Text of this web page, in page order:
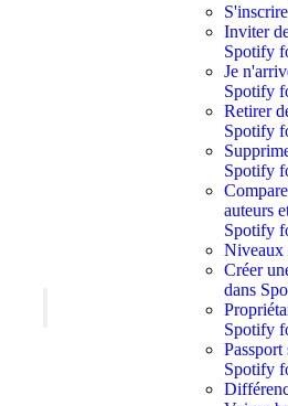
Inviter
Spotify
Je
Spotify
Retirer
Spotify
Spotify
auteurs
Spotify
Niveaux
Créer
dans
Spotify
Passport
Spotify